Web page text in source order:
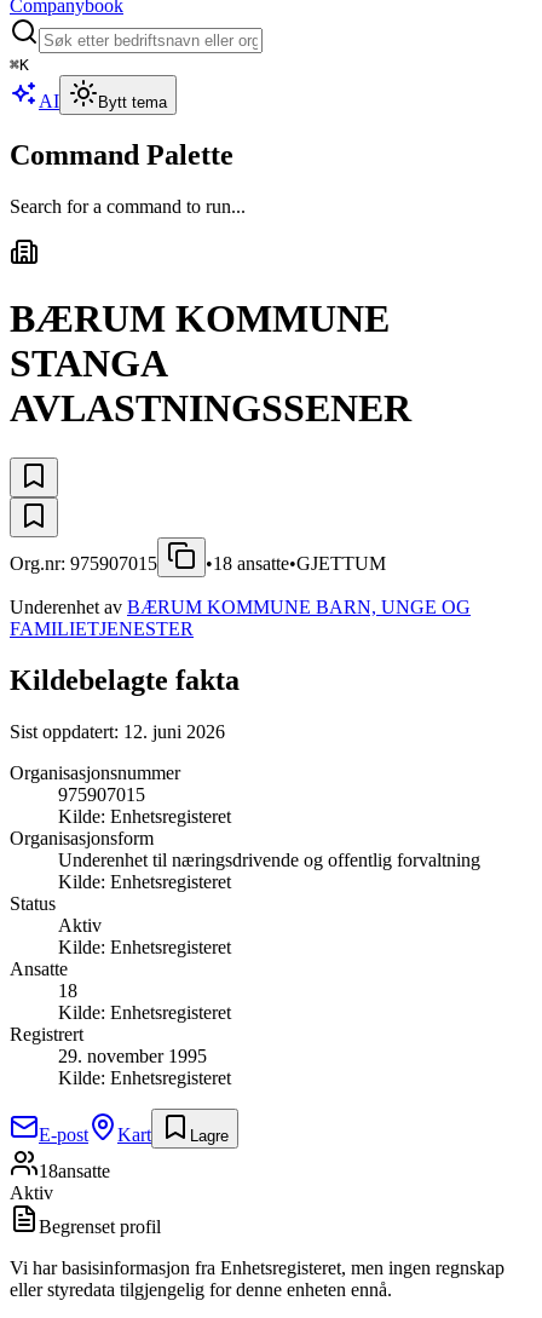
Companybook
⌘K
AI Bytt tema
Command Palette
Search for a command to run...
BÆRUM KOMMUNE
STANGA
AVLASTNINGSSENER
Org.nr: 975907015 •18 ansatte•GJETTUM
Underenhet av BÆRUM KOMMUNE BARN, UNGE OG
FAMILIETJENESTER
Kildebelagte fakta
Sist oppdatert: 12. juni 2026
Organisasjonsnummer
975907015
Kilde: Enhetsregisteret
Organisasjonsform
Underenhet til næringsdrivende og offentlig forvaltning
Kilde: Enhetsregisteret
Status
Aktiv
Kilde: Enhetsregisteret
Ansatte
18
Kilde: Enhetsregisteret
Registrert
29. november 1995
Kilde: Enhetsregisteret
E-post Kart Lagre
18ansatte
Aktiv
Begrenset profil
Vi har basisinformasjon fra Enhetsregisteret, men ingen regnskap
eller styredata tilgjengelig for denne enheten ennå.